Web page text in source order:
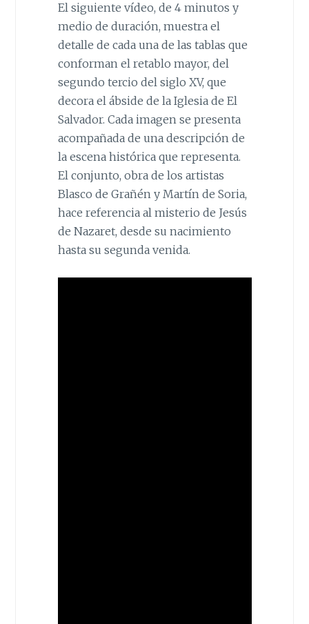
El siguiente vídeo, de 4 minutos y
medio de duración, muestra el
detalle de cada una de las tablas que
conforman el retablo mayor, del
segundo tercio del siglo XV, que
decora el ábside de la Iglesia de El
Salvador. Cada imagen se presenta
acompañada de una descripción de
la escena histórica que representa.
El conjunto, obra de los artistas
Blasco de Grañén y Martín de Soria,
hace referencia al misterio de Jesús
de Nazaret, desde su nacimiento
hasta su segunda venida.